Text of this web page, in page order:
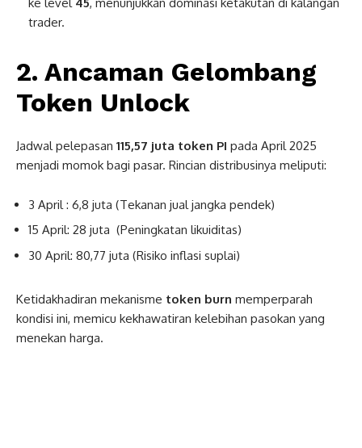
trader.
2. Ancaman Gelombang
Token Unlock
Jadwal pelepasan 115,57 juta token PI pada April 2025
menjadi momok bagi pasar. Rincian distribusinya meliputi:
3 April : 6,8 juta (Tekanan jual jangka pendek)
15 April: 28 juta (Peningkatan likuiditas)
30 April: 80,77 juta (Risiko inflasi suplai)
Ketidakhadiran mekanisme token burn memperparah
kondisi ini, memicu kekhawatiran kelebihan pasokan yang
menekan harga.